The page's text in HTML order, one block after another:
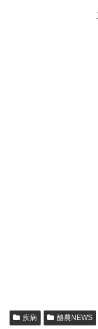
疾病 酪農NEWS